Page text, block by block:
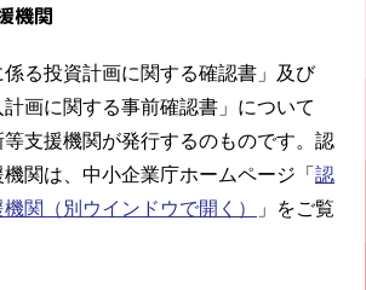
機関
る投資計画に関する確認書」及び
計画に関する事前確認書」について
支援機関が発行するのものです。認
関は、中小企業庁ホームページ「 認
関
（別ウインドウで開く）
」をご覧